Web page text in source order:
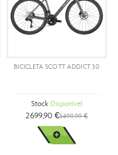
BICICLETA SCOTT ADDICT 30
Disponível
2699,90 €3499,99 €
VER MAIS